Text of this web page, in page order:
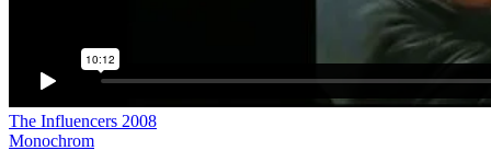
The Influencers 2008
Monochrom